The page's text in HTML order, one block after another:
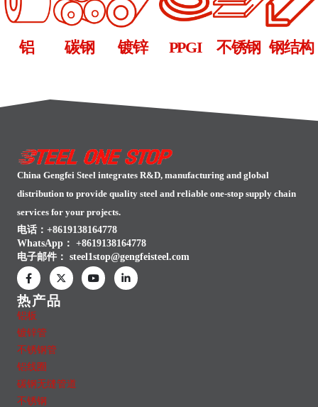
铝 碳钢 镀锌 PPGI 不锈钢 钢结构
China Gengfei Steel integrates R&D, manufacturing and global
distribution to provide quality steel and reliable one-stop supply chain
services for your projects.
电话：+8619138164778
WhatsApp： +8619138164778
电子邮件： steel1stop@gengfeisteel.com
热产品
铝板
镀锌管
不锈钢管
铝线圈
碳钢无缝管道
不锈钢